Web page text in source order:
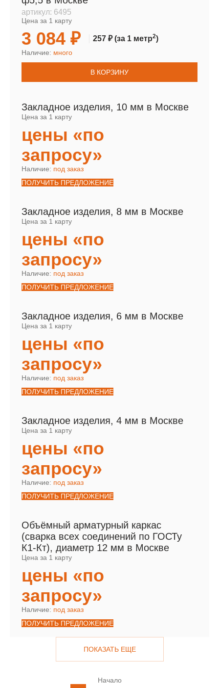
артикул: 6495
Цена за 1 карту
3 084 ₽ 257 ₽(за 1 метр2)
Наличие: много
В КОРЗИНУ
Закладное изделия, 10 мм в Москве
Цена за 1 карту
цены «по
запросу»
Наличие: под заказ
ПОЛУЧИТЬ ПРЕДЛОЖЕНИЕ
Закладное изделия, 8 мм в Москве
Цена за 1 карту
цены «по
запросу»
Наличие: под заказ
ПОЛУЧИТЬ ПРЕДЛОЖЕНИЕ
Закладное изделия, 6 мм в Москве
Цена за 1 карту
цены «по
запросу»
Наличие: под заказ
ПОЛУЧИТЬ ПРЕДЛОЖЕНИЕ
Закладное изделия, 4 мм в Москве
Цена за 1 карту
цены «по
запросу»
Наличие: под заказ
ПОЛУЧИТЬ ПРЕДЛОЖЕНИЕ
Объёмный арматурный каркас
(сварка всех соединений по ГОСТу
К1-Кт), диаметр 12 мм в Москве
Цена за 1 карту
цены «по
запросу»
Наличие: под заказ
ПОЛУЧИТЬ ПРЕДЛОЖЕНИЕ
ПОКАЗАТЬ ЕЩЕ
Начало